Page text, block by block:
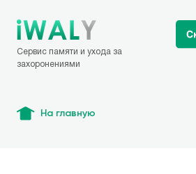
Сервис памяти и ухода за
захоронениями
На главную